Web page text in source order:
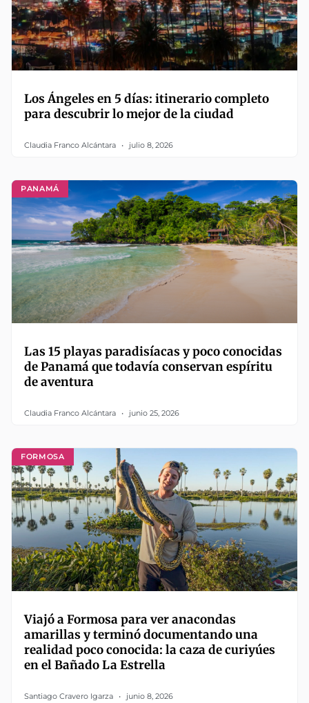
Los Ángeles en 5 días: itinerario completo
para descubrir lo mejor de la ciudad
Claudia Franco Alcántara julio 8, 2026
PANAMÁ
Las 15 playas paradisíacas y poco conocidas
de Panamá que todavía conservan espíritu
de aventura
Claudia Franco Alcántara junio 25, 2026
FORMOSA
Viajó a Formosa para ver anacondas
amarillas y terminó documentando una
realidad poco conocida: la caza de curiyúes
en el Bañado La Estrella
Santiago Cravero Igarza junio 8, 2026